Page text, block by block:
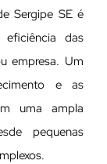
Sergipe SE é
das
empresa. Um
e as
uma ampla
pequenas